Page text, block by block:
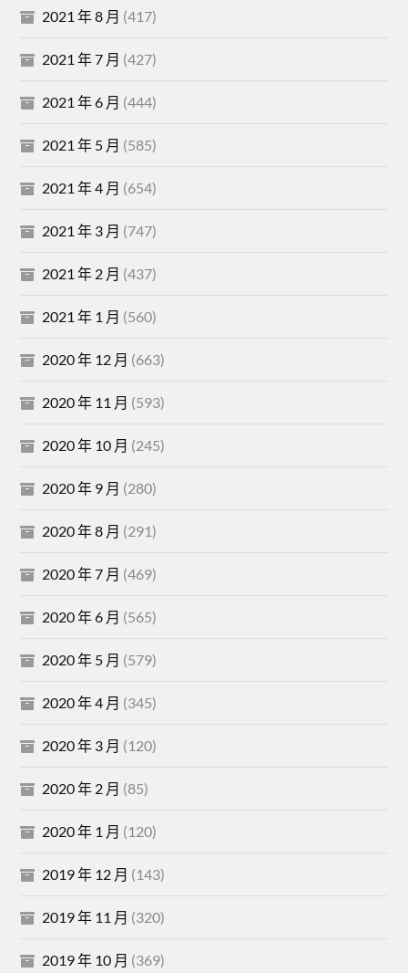
2021 年 8 月 (417)
2021 年 7 月 (427)
2021 年 6 月 (444)
2021 年 5 月 (585)
2021 年 4 月 (654)
2021 年 3 月 (747)
2021 年 2 月 (437)
2021 年 1 月 (560)
2020 年 12 月 (663)
2020 年 11 月 (593)
2020 年 10 月 (245)
2020 年 9 月 (280)
2020 年 8 月 (291)
2020 年 7 月 (469)
2020 年 6 月 (565)
2020 年 5 月 (579)
2020 年 4 月 (345)
2020 年 3 月 (120)
2020 年 2 月 (85)
2020 年 1 月 (120)
2019 年 12 月 (143)
2019 年 11 月 (320)
2019 年 10 月 (369)